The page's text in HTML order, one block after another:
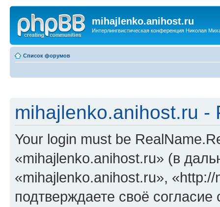
mihajlenko.anihost.ru
Интерлингвистическая конференция Николая
Список форумов
mihajlenko.anihost.ru -
Your login must be
«mihajlenko.anihost.ru» (в
«mihajlenko.anihost.ru»,
подтверждаете своё